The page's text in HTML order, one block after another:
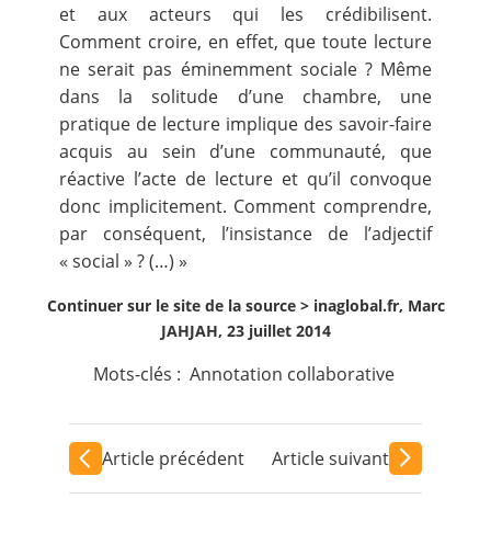
et aux acteurs qui les crédibilisent.
Comment croire, en effet, que toute lecture
ne serait pas éminemment sociale? Même
dans la solitude d’une chambre, une
pratique de lecture implique des savoir-faire
acquis au sein d’une communauté, que
réactive l’acte de lecture et qu’il convoque
donc implicitement. Comment comprendre,
par conséquent, l’insistance de l’adjectif
« social » ? (…) »
Continuer sur le site de la source > inaglobal.fr, Marc
JAHJAH, 23 juillet 2014
Mots-clés : Annotation collaborative
Article précédent Article suivant